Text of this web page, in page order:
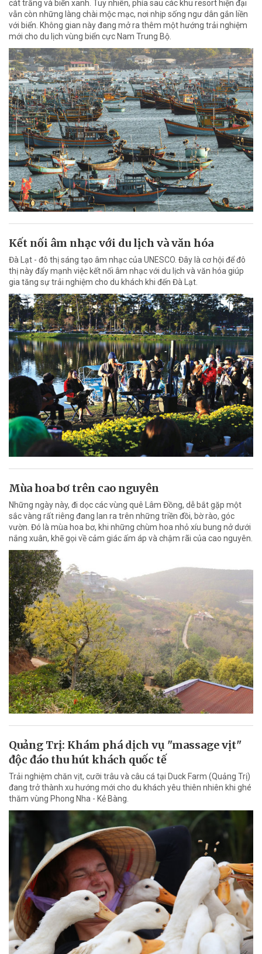
cát trắng và biển xanh. Tuy nhiên, phía sau các khu resort hiện đại
vẫn còn những làng chài mộc mạc, nơi nhịp sống ngư dân gắn liền
với biển. Không gian này đang mở ra thêm một hướng trải nghiệm
mới cho du lịch vùng biển cực Nam Trung Bộ.
Kết nối âm nhạc với du lịch và văn hóa
Đà Lạt - đô thị sáng tạo âm nhạc của UNESCO. Đây là cơ hội để đô
thị này đẩy mạnh việc kết nối âm nhạc với du lịch và văn hóa giúp
gia tăng sự trải nghiệm cho du khách khi đến Đà Lạt.
Mùa hoa bơ trên cao nguyên
Những ngày này, đi dọc các vùng quê Lâm Đồng, dễ bắt gặp một
sắc vàng rất riêng đang lan ra trên những triền đồi, bờ rào, góc
vườn. Đó là mùa hoa bơ, khi những chùm hoa nhỏ xíu bung nở dưới
nắng xuân, khẽ gọi về cảm giác ấm áp và chậm rãi của cao nguyên.
Quảng Trị: Khám phá dịch vụ "massage vịt"
độc đáo thu hút khách quốc tế
Trải nghiệm chăn vịt, cưỡi trâu và câu cá tại Duck Farm (Quảng Trị)
đang trở thành xu hướng mới cho du khách yêu thiên nhiên khi ghé
thăm vùng Phong Nha - Kẻ Bàng.